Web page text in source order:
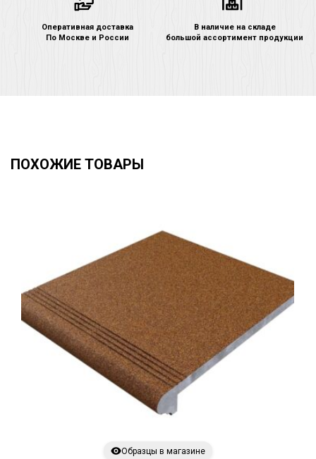
Оперативная доставка
По Москве и России
В наличие на складе
большой ассортимент продукции
ПОХОЖИЕ ТОВАРЫ
Образцы в магазине